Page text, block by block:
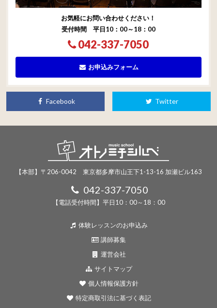
お気軽にお問い合わせください！
受付時間 平日10：00～18：00
042-337-7050
お申込みフォーム
Facebook Twitter
【本部】〒206-0042 東京都多摩市山王下1-13-16 加瀬ビル163
042-337-7050
【電話受付時間】平日10：00～18：00
体験レッスンのお申込み
講師募集
運営会社
サイトマップ
個人情報保護方針
特定商取引法に基づく表記